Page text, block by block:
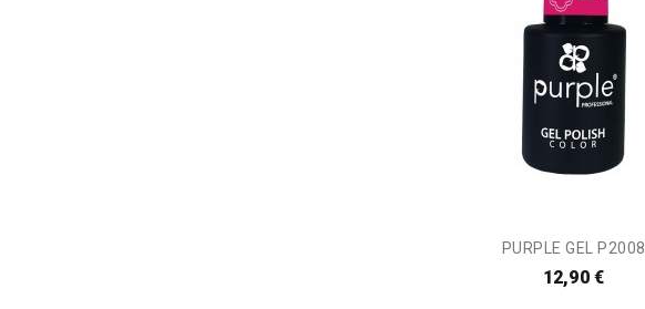
PURPLE GEL P2008
12,90 €